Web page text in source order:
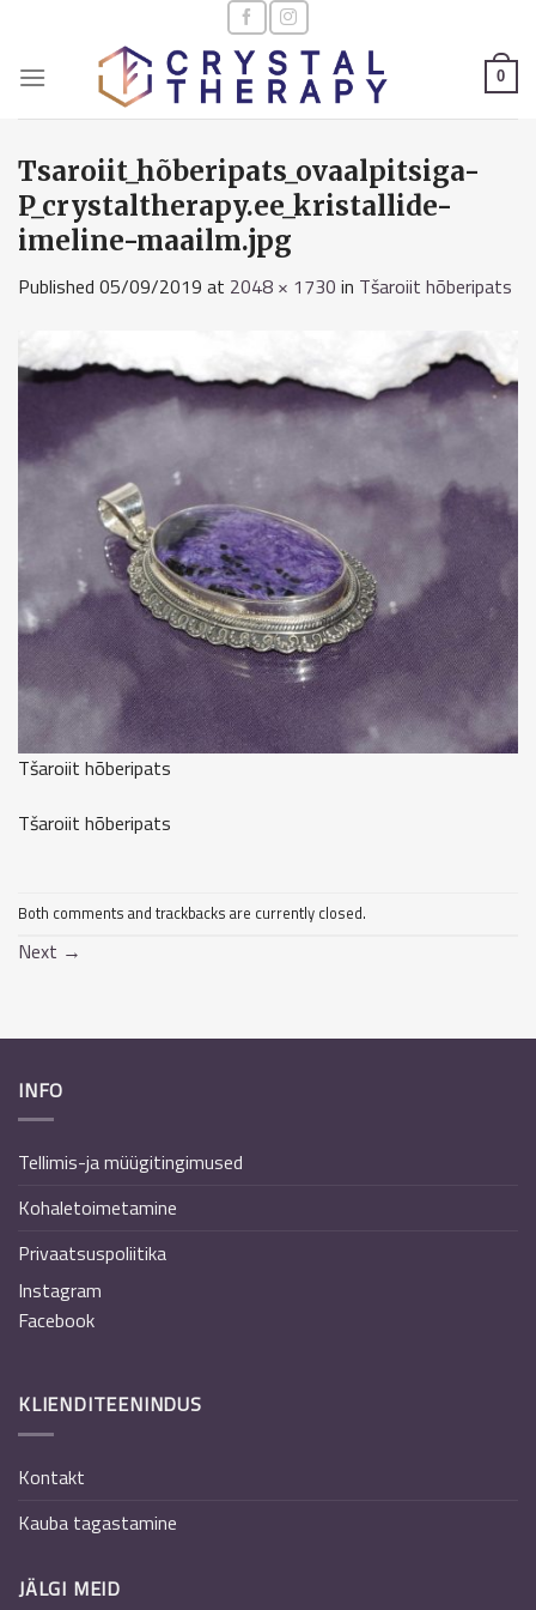
content
0
Tsaroiit_hõberipats_ovaalpitsiga-
P_crystaltherapy.ee_kristallide-
imeline-maailm.jpg
Published 05/09/2019 at 2048 × 1730 in Tšaroiit hõberipats
Tšaroiit hõberipats
Tšaroiit hõberipats
Both comments and trackbacks are currently closed.
Next →
INFO
Tellimis-ja müügitingimused
Kohaletoimetamine
Privaatsuspoliitika
Instagram
Facebook
KLIENDITEENINDUS
Kontakt
Kauba tagastamine
JÄLGI MEID